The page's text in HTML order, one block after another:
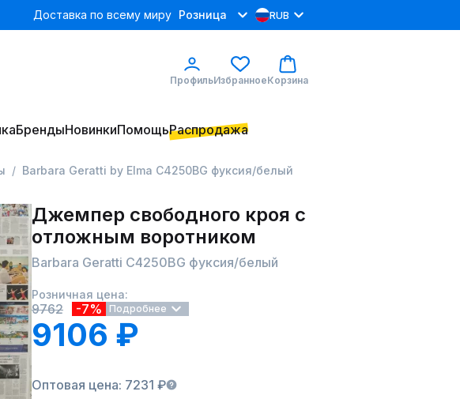
Доставка по всему миру Розница RUB
ПрофильИзбранноеКорзина
БрендыНовинкиПомощьРаспродажа
Barbara Geratti by Elma С4250BG фуксия/белый
Джемпер свободного кроя с
отложным воротником
Barbara Geratti С4250BG фуксия/белый
Розничная цена:
9762 -7% Подробнее
9106 ₽
Оптовая цена: 7231 ₽